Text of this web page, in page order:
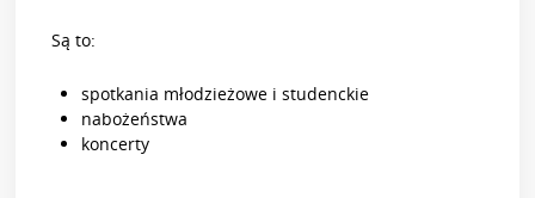
Są to:
spotkania młodzieżowe i studenckie
nabożeństwa
koncerty